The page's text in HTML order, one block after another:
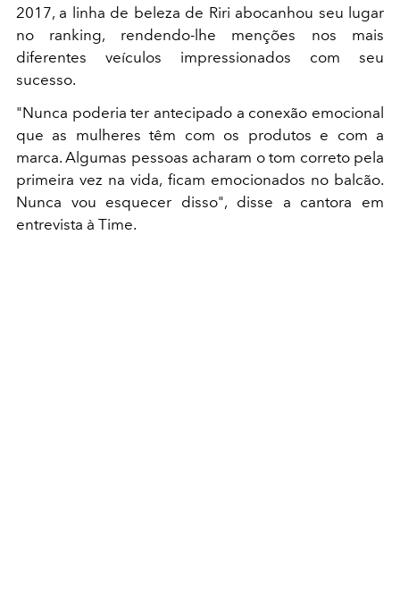
2017, a linha de beleza de Riri abocanhou seu lugar
no ranking, rendendo-lhe menções nos mais
diferentes veículos impressionados com seu
sucesso.
"Nunca poderia ter antecipado a conexão emocional
que as mulheres têm com os produtos e com a
marca. Algumas pessoas acharam o tom correto pela
primeira vez na vida, ficam emocionados no balcão.
Nunca vou esquecer disso", disse a cantora em
entrevista à Time.